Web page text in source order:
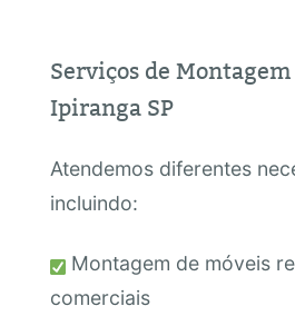
Serviços de
Ipiranga SP
Atendemos diferentes
incluindo:
Montagem de móveis
comerciais